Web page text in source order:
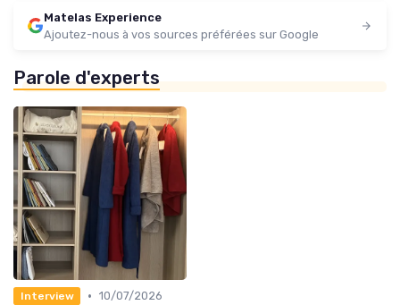
Matelas Experience
Ajoutez-nous à vos sources préférées sur Google
Parole d'experts
Interview • 10/07/2026